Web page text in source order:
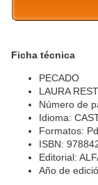
Ficha técnica
PECADO
LAURA
Número de
Idioma:
Formatos:
ISBN:
Editorial:
Año de